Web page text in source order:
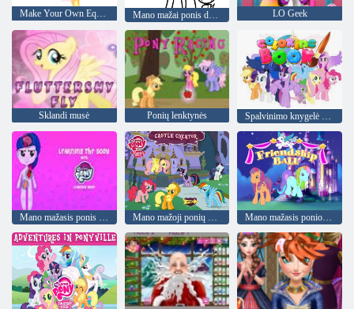
Make Your Own Equestria mergina Mano mažai ponis dažymas vaikams LO Geek
Sklandi musė Ponių lenktynės Spalvinimo knygelė mano mažajam poniui
Mano mažasis ponis mokosi kūno Mano mažoji ponių pilies kūrėja Mano mažasis ponio draugystės kamuolys